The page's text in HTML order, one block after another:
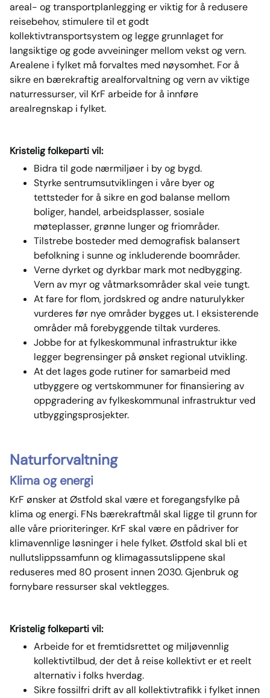
areal- og transportplanlegging er viktig for å redusere
reisebehov, stimulere til et godt
kollektivtransportsystem og legge grunnlaget for
langsiktige og gode avveininger mellom vekst og vern.
Arealene i fylket må forvaltes med nøysomhet. For å
sikre en bærekraftig arealforvaltning og vern av viktige
naturressurser, vil KrF arbeide for å innføre
arealregnskap i fylket.
Kristelig folkeparti vil:
Bidra til gode nærmiljøer i by og bygd.
Styrke sentrumsutviklingen i våre byer og
tettsteder for å sikre en god balanse mellom
boliger, handel, arbeidsplasser, sosiale
møteplasser, grønne lunger og friområder.
Tilstrebe bosteder med demografisk balansert
befolkning i sunne og inkluderende boområder.
Verne dyrket og dyrkbar mark mot nedbygging.
Vern av myr og våtmarksområder skal veie tungt.
At fare for flom, jordskred og andre naturulykker
vurderes før nye områder bygges ut. I eksisterende
områder må forebyggende tiltak vurderes.
Jobbe for at fylkeskommunal infrastruktur ikke
legger begrensinger på ønsket regional utvikling.
At det lages gode rutiner for samarbeid med
utbyggere og vertskommuner for finansiering av
oppgradering av fylkeskommunal infrastruktur ved
utbyggingsprosjekter.
Naturforvaltning
Klima og energi
KrF ønsker at Østfold skal være et foregangsfylke på
klima og energi. FNs bærekraftmål skal ligge til grunn for
alle våre prioriteringer. KrF skal være en pådriver for
klimavennlige løsninger i hele fylket. Østfold skal bli et
nullutslippssamfunn og klimagassutslippene skal
reduseres med 80 prosent innen 2030. Gjenbruk og
fornybare ressurser skal vektlegges.
Kristelig folkeparti vil:
Arbeide for et fremtidsrettet og miljøvennlig
kollektivtilbud, der det å reise kollektivt er et reelt
alternativ i folks hverdag.
Sikre fossilfri drift av all kollektivtrafikk i fylket innen